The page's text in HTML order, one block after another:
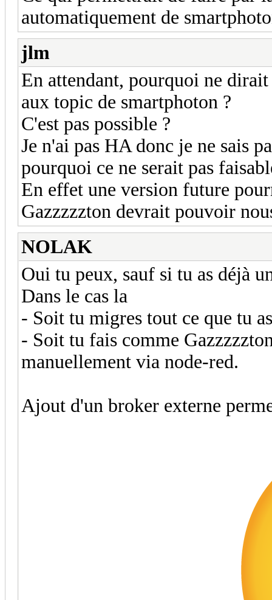
automatiquement de
jlm
En attendant, pourquoi ne dirait
aux topic de smartphoton ?
C'est pas possible ?
Je n'ai pas HA donc je ne sais
pourquoi ce ne serait pas
En effet une version future
Gazzzzzton devrait pouvoir
NOLAK
Oui tu peux, sauf si tu as déjà
Dans le cas la
- Soit tu migres tout ce que tu
- Soit tu fais comme
manuellement via node-red.
Ajout d'un broker externe